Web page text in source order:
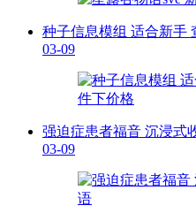
种子信息模组 适合新手
03-09
强迫症患者福音 沉浸式
03-09